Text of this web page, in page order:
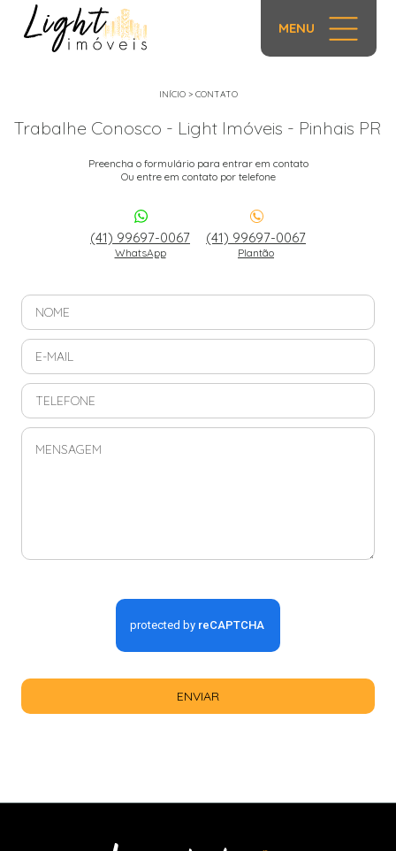
MENU
INÍCIO> CONTATO
Trabalhe Conosco - Light Imóveis - Pinhais PR
Preencha o formulário para entrar em contato
Ou entre em contato por telefone
(41) 99697-0067
WhatsApp
(41) 99697-0067
Plantão
ENVIAR